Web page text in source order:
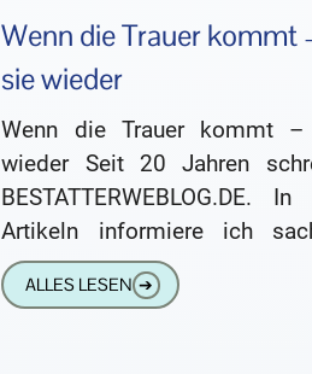
Wenn die Trauer kommt
sie wieder
Wenn die Trauer kommt
wieder Seit 20 Jahren
BESTATTERWEBLOG.DE.
Artikeln informiere ich
unterhaltsamer Form über die
ALLES LESEN ➔